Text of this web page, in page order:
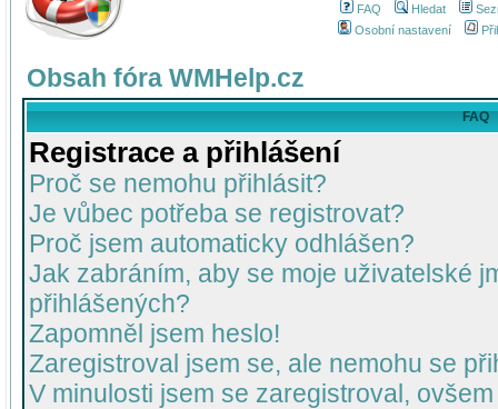
FAQ Hledat
Osobní nastavení
Obsah fóra WMHelp.cz
FAQ
Registrace a přihlášení
Proč se nemohu přihlásit?
Je vůbec potřeba se registrovat?
Proč jsem automaticky odhlášen?
Jak zabráním, aby se moje uživatelské
přihlášených?
Zapomněl jsem heslo!
Zaregistroval jsem se, ale nemohu se
V minulosti jsem se zaregistroval,